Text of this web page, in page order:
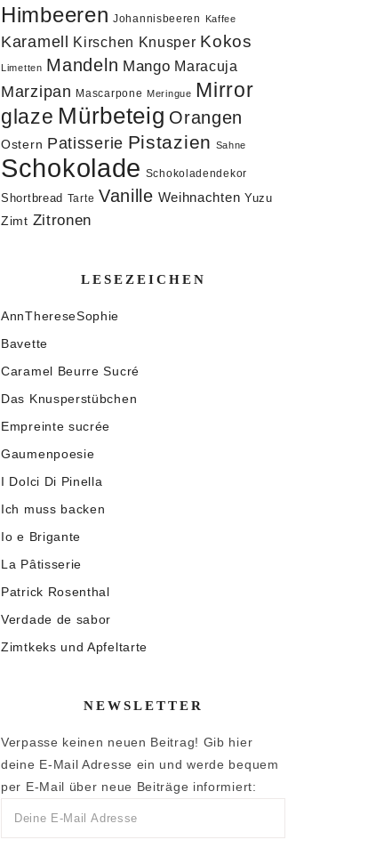
Himbeeren Johannisbeeren Kaffee
Karamell Kirschen Knusper Kokos
Limetten Mandeln Mango Maracuja
Marzipan Mascarpone Meringue Mirror
glaze Mürbeteig Orangen
Ostern Patisserie Pistazien Sahne
Schokolade Schokoladendekor
Shortbread Tarte Vanille Weihnachten Yuzu
Zimt Zitronen
LESEZEICHEN
AnnThereseSophie
Bavette
Caramel Beurre Sucré
Das Knusperstübchen
Empreinte sucrée
Gaumenpoesie
I Dolci Di Pinella
Ich muss backen
Io e Brigante
La Pâtisserie
Patrick Rosenthal
Verdade de sabor
Zimtkeks und Apfeltarte
NEWSLETTER
Verpasse keinen neuen Beitrag! Gib hier
deine E-Mail Adresse ein und werde bequem
per E-Mail über neue Beiträge informiert: